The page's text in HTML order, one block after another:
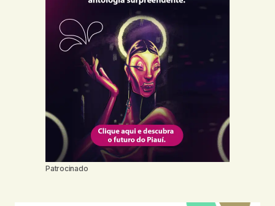
Patrocinado